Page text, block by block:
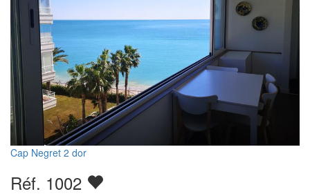
Cap Negret 2 dor
Réf. 1002